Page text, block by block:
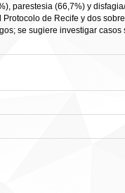
parestesia (66,7%) y
de Recife y dos
se sugiere investigar